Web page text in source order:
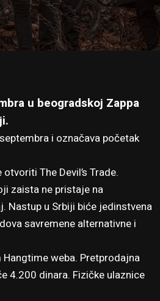
u beogradskoj Zappa
i označava početak
The Devil’s Trade.
zaista ne pristaje na
Nastup u Srbiji biće jedinstvena
savremene alternativne i
weba. Pretprodajna
4.200 dinara. Fizičke ulaznice